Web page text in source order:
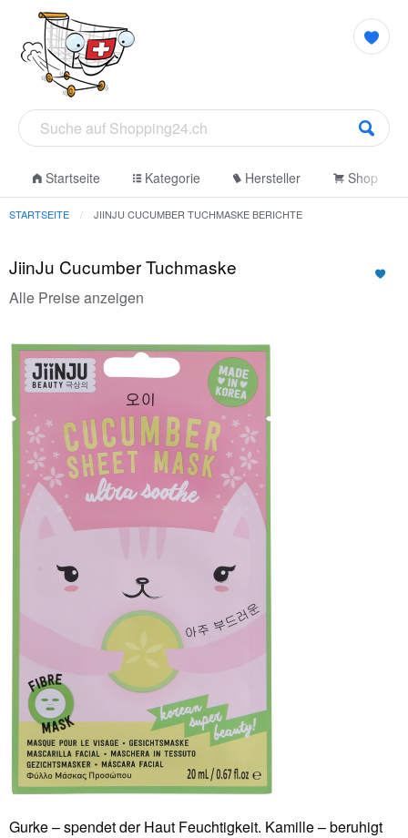
Startseite Kategorie Hersteller Shop
STARTSEITE JIINJU CUCUMBER TUCHMASKE BERICHTE
JiinJu Cucumber Tuchmaske
Alle Preise anzeigen
Gurke – spendet der Haut Feuchtigkeit. Kamille – beruhigt